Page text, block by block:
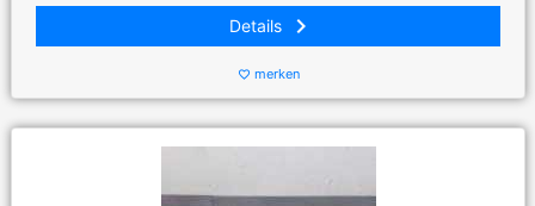
Details keyboard_arrow_right
favorite_border merken